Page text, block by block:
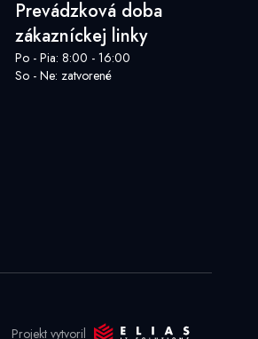
Prevádzková doba
zákazníckej linky
Po - Pia: 8:00 - 16:00
So - Ne: zatvorené
Projekt vytvoril